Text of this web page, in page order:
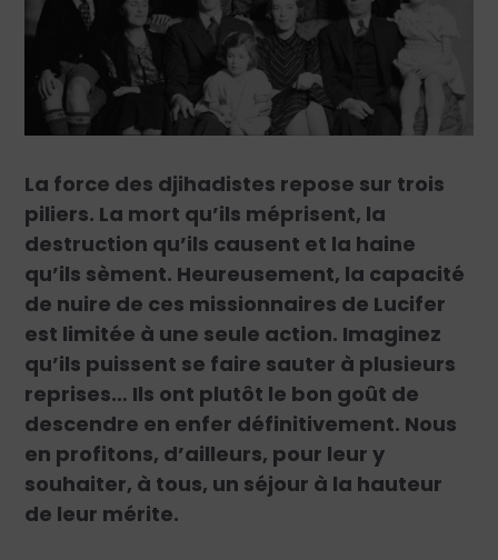
La force des djihadistes repose sur trois
piliers. La mort qu’ils méprisent, la
destruction qu’ils causent et la haine
qu’ils sèment. Heureusement, la capacité
de nuire de ces missionnaires de Lucifer
est limitée à une seule action. Imaginez
qu’ils puissent se faire sauter à plusieurs
reprises… Ils ont plutôt le bon goût de
descendre en enfer définitivement. Nous
en profitons, d’ailleurs, pour leur y
souhaiter, à tous, un séjour à la hauteur
de leur mérite.